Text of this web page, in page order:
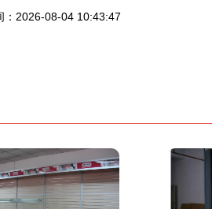
：2026-08-04 10:43:47